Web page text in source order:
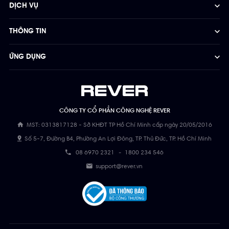
CÔNG TY CỔ PHẦN CÔNG NGHỆ REVER
MST: 0313817128 - Sở KHĐT TP Hồ Chí Minh cấp ngày 20/05/2016
Số 5-7, Đường B4, Phường An Lợi Đông, TP. Thủ Đức, TP. Hồ Chí Minh
08 6970 2321 - 1800 234 546
support@rever.vn
DỊCH VỤ
THÔNG TIN
ỨNG DỤNG